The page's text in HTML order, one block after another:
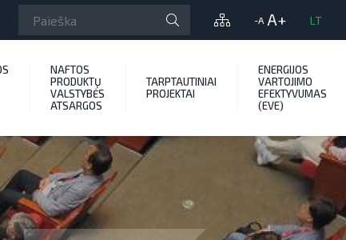
-A A+ LT
NAFTOS
PRODUKTŲ
VALSTYBĖS
ATSARGOS
TARPTAUTINIAI
PROJEKTAI
ENERGIJOS
VARTOJIMO
EFEKTYVUMAS
(EVE)